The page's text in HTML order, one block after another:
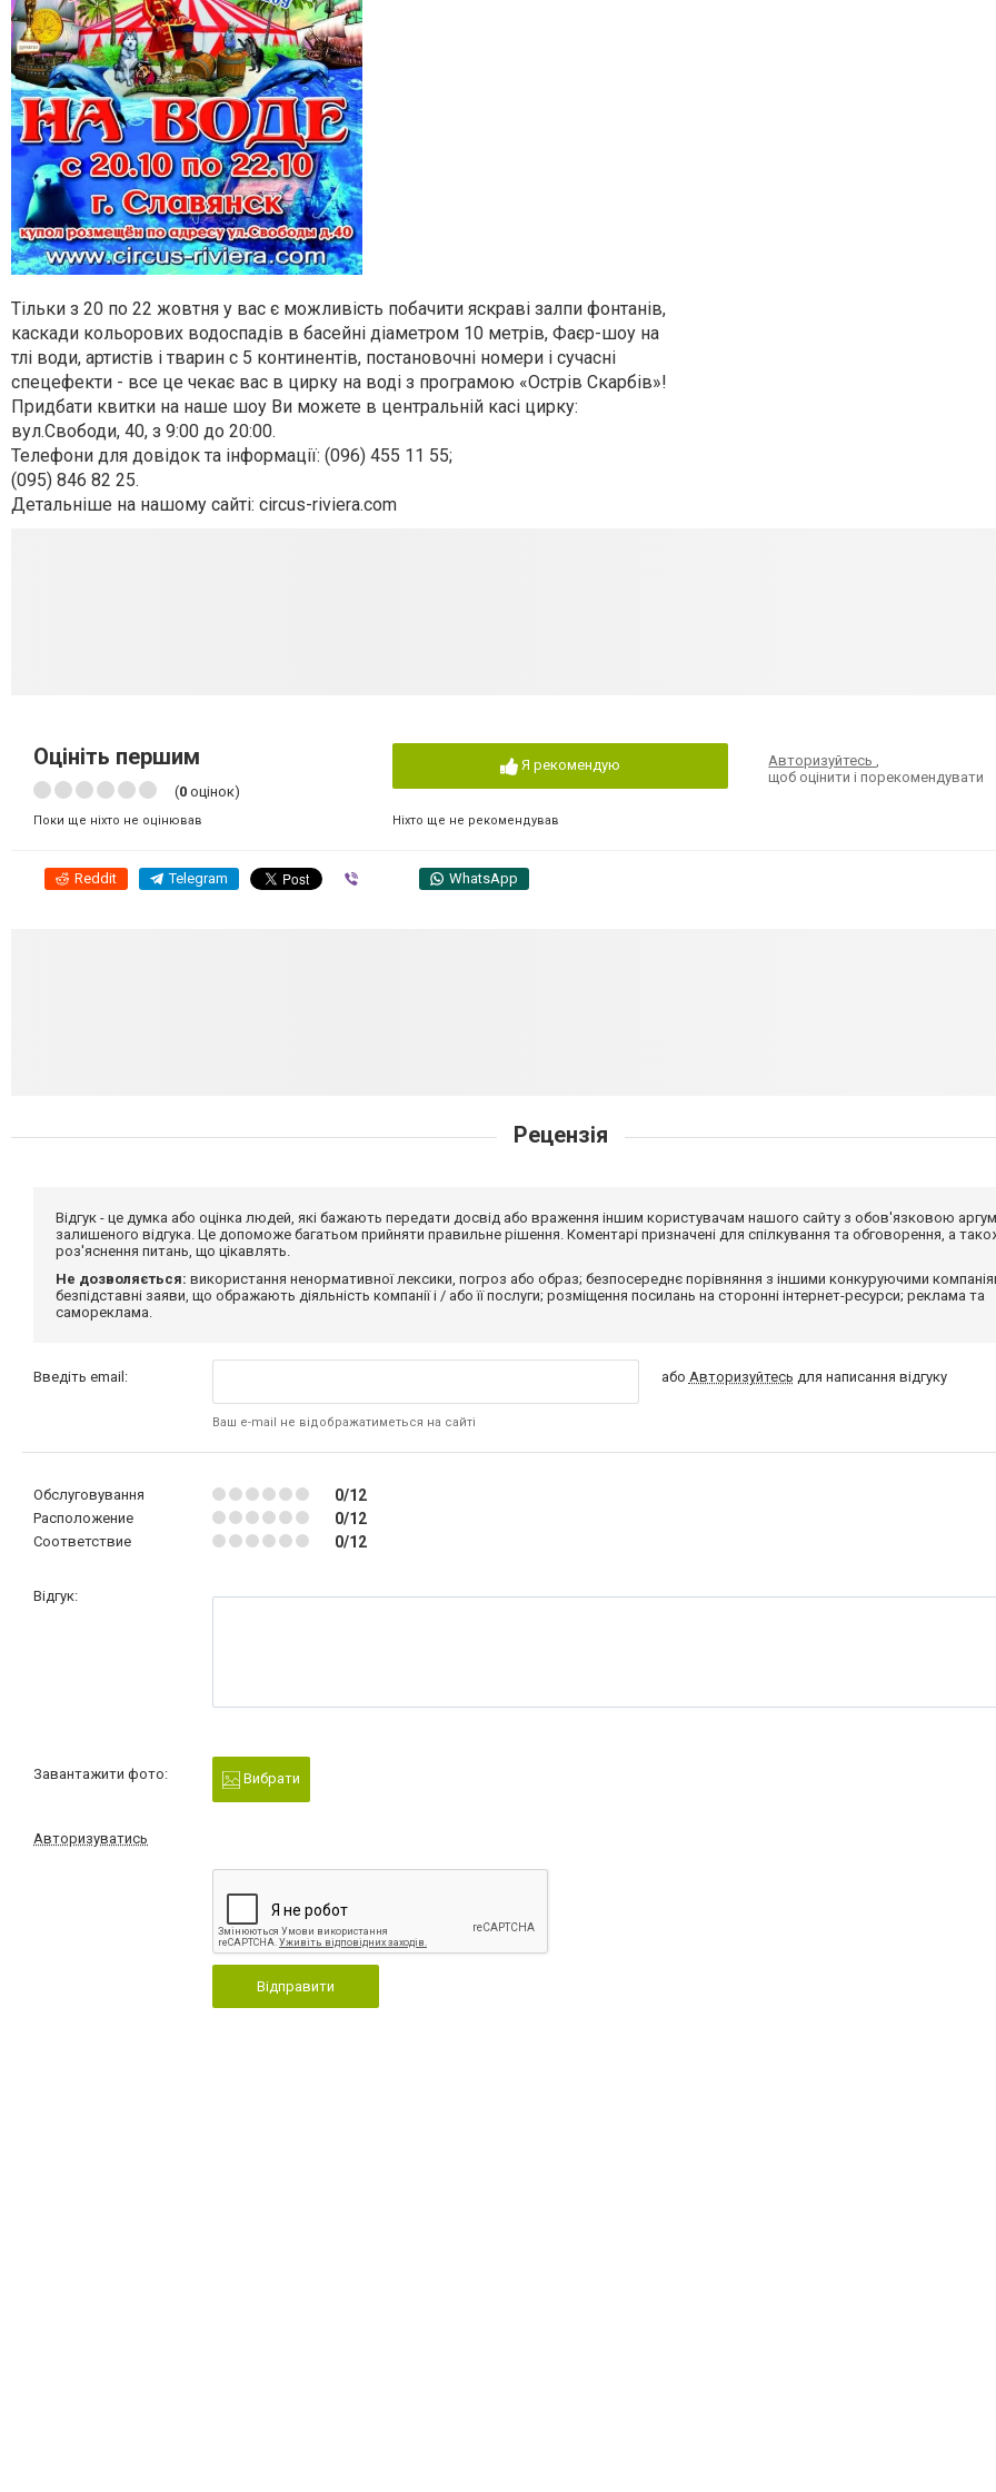
Тільки з 20 по 22 жовтня у вас є можливість побачити яскраві залпи фонтанів,
каскади кольорових водоспадів в басейні діаметром 10 метрів, Фаєр-шоу на
тлі води, артистів і тварин c 5 континентів, постановочні номери і сучасні
спецефекти - все це чекає вас в цирку на воді з програмою «Острів Скарбів»!
Придбати квитки на наше шоу Ви можете в центральній касі цирку:
вул.Свободи, 40, з 9:00 до 20:00.
Телефони для довідок та інформації: (096) 455 11 55;
(095) 846 82 25.
Детальніше на нашому сайті: circus-riviera.com
Оцініть першим
(0 оцінок)
Поки ще ніхто не оцінював
Я рекомендую
Ніхто ще не рекомендував
Авторизуйтесь,
щоб оцінити і порекомендувати
Reddit Telegram WhatsApp
Рецензія
Відгук - це думка або оцінка людей, які бажають передати досвід або враження іншим користувачам нашого сайту з обов'язковою
залишеного відгука. Це допоможе багатьом прийняти правильне рішення. Коментарі призначені для спілкування та обговорення, а
роз'яснення питань, що цікавлять.
Не дозволяється: використання ненормативної лексики, погроз або образ; безпосереднє порівняння з іншими конкуруючими
безпідставні заяви, що ображають діяльність компанії і / або її послуги; розміщення посилань на сторонні інтернет-ресурси; реклама та
самореклама.
Введіть email:
Ваш e-mail не відображатиметься на сайті
або Авторизуйтесь для написання відгуку
Обслуговування 0/12
Расположение 0/12
Соответствие 0/12
Відгук:
Завантажити фото: Вибрати
Авторизуватись
Відправити